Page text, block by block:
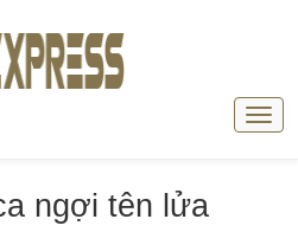
ngợi tên lửa